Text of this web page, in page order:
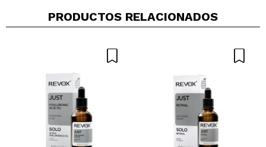
PRODUCTOS RELACIONADOS